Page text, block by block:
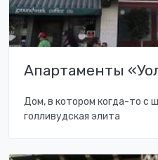
Апартаменты
Дом, в котором когда-то с
голливудская элита